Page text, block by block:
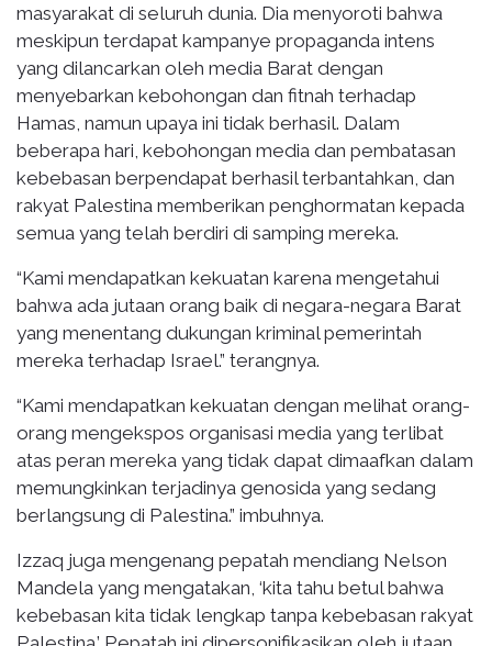
masyarakat di seluruh dunia. Dia menyoroti bahwa
meskipun terdapat kampanye propaganda intens
yang dilancarkan oleh media Barat dengan
menyebarkan kebohongan dan fitnah terhadap
Hamas, namun upaya ini tidak berhasil. Dalam
beberapa hari, kebohongan media dan pembatasan
kebebasan berpendapat berhasil terbantahkan, dan
rakyat Palestina memberikan penghormatan kepada
semua yang telah berdiri di samping mereka.
“Kami mendapatkan kekuatan karena mengetahui
bahwa ada jutaan orang baik di negara-negara Barat
yang menentang dukungan kriminal pemerintah
mereka terhadap Israel.” terangnya.
“Kami mendapatkan kekuatan dengan melihat orang-
orang mengekspos organisasi media yang terlibat
atas peran mereka yang tidak dapat dimaafkan dalam
memungkinkan terjadinya genosida yang sedang
berlangsung di Palestina.” imbuhnya.
Izzaq juga mengenang pepatah mendiang Nelson
Mandela yang mengatakan, ‘kita tahu betul bahwa
kebebasan kita tidak lengkap tanpa kebebasan rakyat